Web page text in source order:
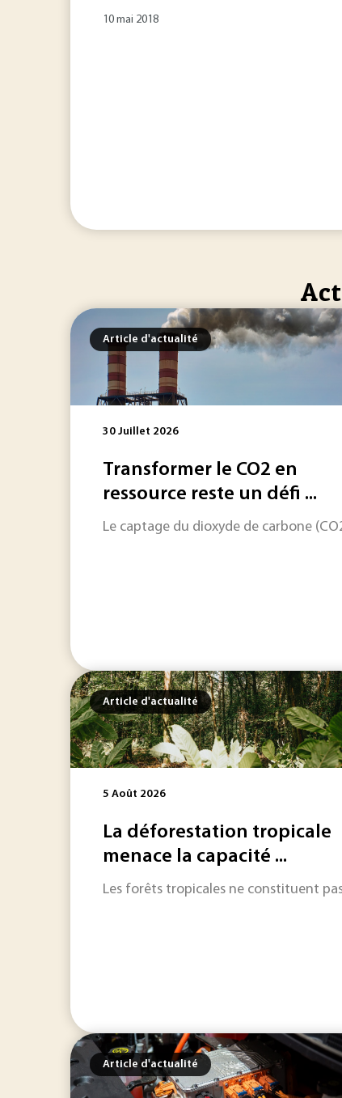
10 mai 2018
Article d'actualité
30 Juillet 2026
Transformer le CO2 en
ressource reste un défi ...
Le captage du dioxyde de carbone
Article d'actualité
5 Août 2026
La déforestation tropicale
menace la capacité ...
Les forêts tropicales ne constituent
Article d'actualité